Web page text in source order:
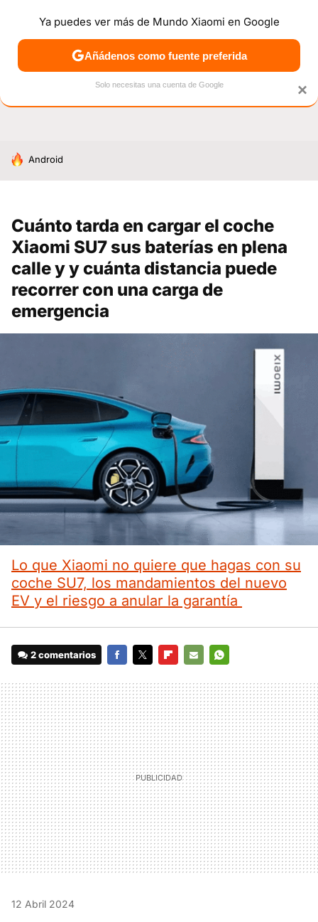
NOTICIAS MÓVILES TUTORIALES OFERTAS
HOY SE HABLA DE
Android
Cuánto tarda en cargar el coche
Xiaomi SU7 sus baterías en plena
calle y y cuánta distancia puede
recorrer con una carga de
emergencia
Lo que Xiaomi no quiere que hagas con su
coche SU7, los mandamientos del nuevo
EV y el riesgo a anular la garantía
2 comentarios
MAIL
12 Abril 2024
×
Ya puedes ver más de Mundo Xiaomi en Google
Añádenos como fuente preferida
Solo necesitas una cuenta de Google